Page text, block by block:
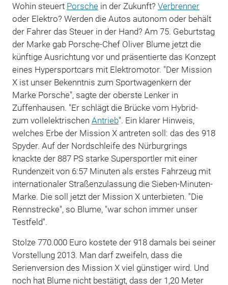
Wohin steuert Porschein der Zukunft? Verbrenner
oder Elektro? Werden die Autos autonom oder behält
der Fahrer das Steuer in der Hand? Am 75. Geburtstag
der Marke gab Porsche-Chef Oliver Blume jetzt die
künftige Ausrichtung vor und präsentierte das Konzept
eines Hypersportcars mit Elektromotor. "Der Mission
X ist unser Bekenntnis zum Sportwagenkern der
Marke Porsche", sagte der oberste Lenker in
Zuffenhausen. "Er schlägt die Brücke vom Hybrid-
zum vollelektrischen Antrieb". Ein klarer Hinweis,
welches Erbe der Mission X antreten soll: das des 918
Spyder. Auf der Nordschleife des Nürburgrings
knackte der 887 PS starke Supersportler mit einer
Rundenzeit von 6:57 Minuten als erstes Fahrzeug mit
internationaler Straßenzulassung die Sieben-Minuten-
Marke. Die soll jetzt der Mission X unterbieten. "Die
Rennstrecke", so Blume, "war schon immer unser
Testfeld".
Stolze 770.000 Euro kostete der 918 damals bei seiner
Vorstellung 2013. Man darf zweifeln, dass die
Serienversion des Mission X viel günstiger wird. Und
noch hat Blume nicht bestätigt, dass der 1,20 Meter